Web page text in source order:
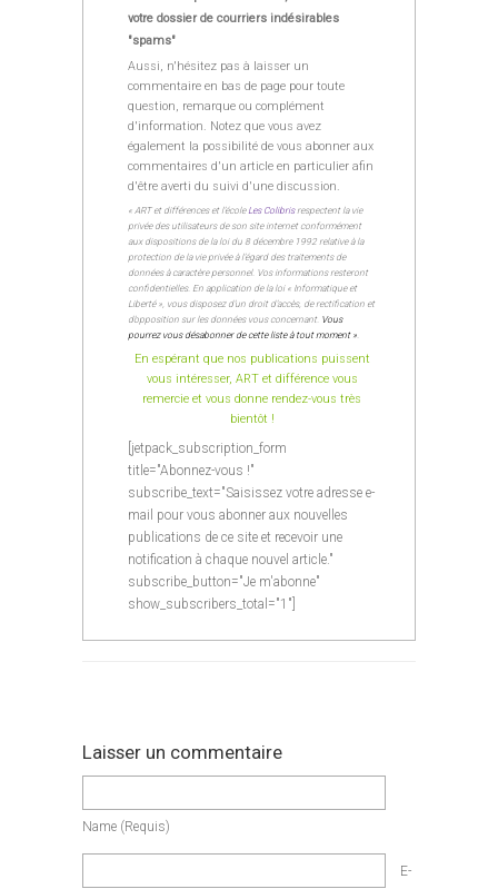
votre dossier de courriers indésirables
"spams"
Aussi, n'hésitez pas à laisser un
commentaire en bas de page pour toute
question, remarque ou complément
d'information. Notez que vous avez
également la possibilité de vous abonner aux
commentaires d'un article en particulier afin
d'être averti du suivi d'une discussion.
« ART et différences et l’écoleLes Colibrisrespectent la vie
privée des utilisateurs de son site internet conformément
aux dispositions de la loi du 8 décembre 1992 relative à la
protection de la vie privée à l’égard des traitements de
données à caractère personnel. Vos informations resteront
confidentielles. En application de la loi « Informatique et
Liberté », vous disposez d’un droit d’accès, de rectification et
d’opposition sur les données vous concernant. Vous
pourrez vous désabonner de cette liste à tout moment ».
En espérant que nos publications puissent
vous intéresser, ART et différence vous
remercie et vous donne rendez-vous très
bientôt !
[jetpack_subscription_form
title="Abonnez-vous !"
subscribe_text="Saisissez votre adresse e-
mail pour vous abonner aux nouvelles
publications de ce site et recevoir une
notification à chaque nouvel article."
subscribe_button="Je m'abonne"
show_subscribers_total="1"]
Laisser un commentaire
Name (requis)
E-